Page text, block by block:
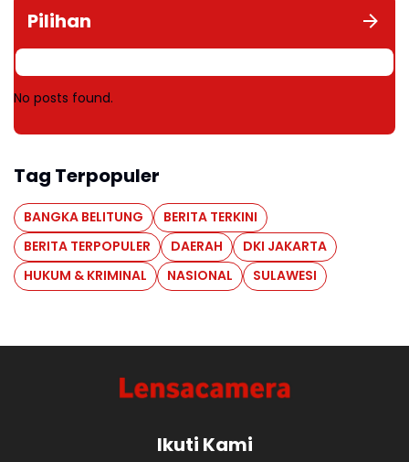
Pilihan
No posts found.
Tag Terpopuler
BANGKA BELITUNG
BERITA TERKINI
BERITA TERPOPULER
DAERAH
DKI JAKARTA
HUKUM & KRIMINAL
NASIONAL SULAWESI
Ikuti Kami